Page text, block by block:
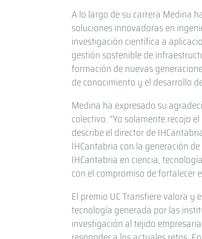
A lo largo de su carrera Medina
soluciones innovadoras en
investigación científica a
gestión sostenible de
formación de nuevas
de conocimiento y el desarrollo
Medina ha expresado su
colectivo. “Yo solamente recojo
describe el director de
IHCantabria con la generación
IHCantabria en ciencia,
con el compromiso de fortalecer
El premio UC Transfiere valora
tecnología generada por las
investigación al tejido